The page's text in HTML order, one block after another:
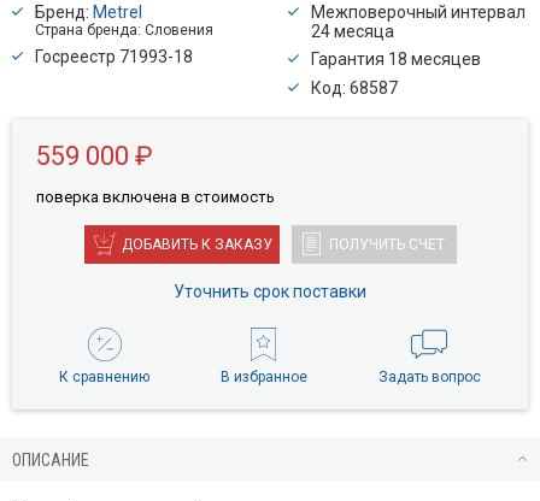
Бренд: Metrel
Страна бренда: Словения
Госреестр 71993-18
Межповерочный интервал
24 месяца
Гарантия 18 месяцев
Код: 68587
559 000 ₽
поверкa включена в стоимость
ДОБАВИТЬ К ЗАКАЗУ ПОЛУЧИТЬ СЧЕТ
Уточнить срок поставки
К сравнению В избранное Задать вопрос
ОПИСАНИЕ